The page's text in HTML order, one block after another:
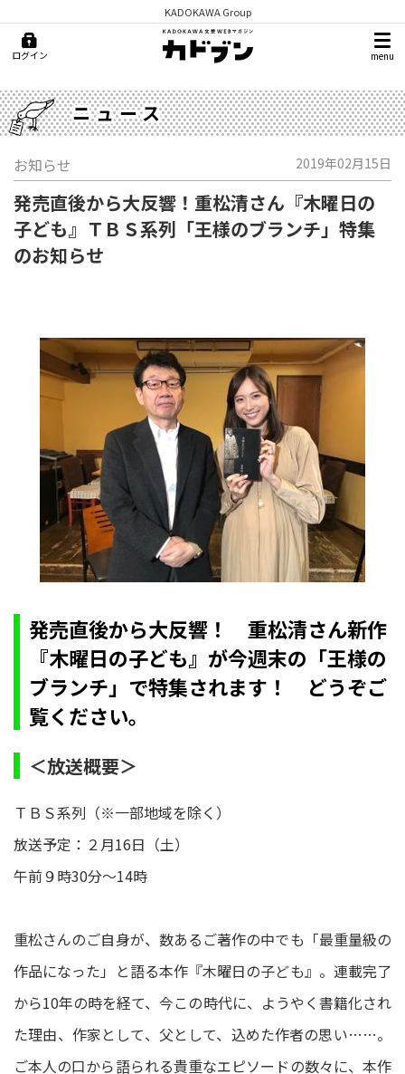
KADOKAWA Group
ログイン menu
ニュース
お知らせ 2019年02月15日
発売直後から大反響！重松清さん『木曜日の
子ども』ＴＢＳ系列「王様のブランチ」特集
のお知らせ
発売直後から大反響！ 重松清さん新作
『木曜日の子ども』が今週末の「王様の
ブランチ」で特集されます！ どうぞご
覧ください。
＜放送概要＞
ＴＢＳ系列（※一部地域を除く）
放送予定：２月16日（土）
午前９時30分～14時
重松さんのご自身が、数あるご著作の中でも「最重量級の
作品になった」と語る本作『木曜日の子ども』。連載完了
から10年の時を経て、今この時代に、ようやく書籍化され
た理由、作家として、父として、込めた作者の思い……。
ご本人の口から語られる貴重なエピソードの数々に、本作